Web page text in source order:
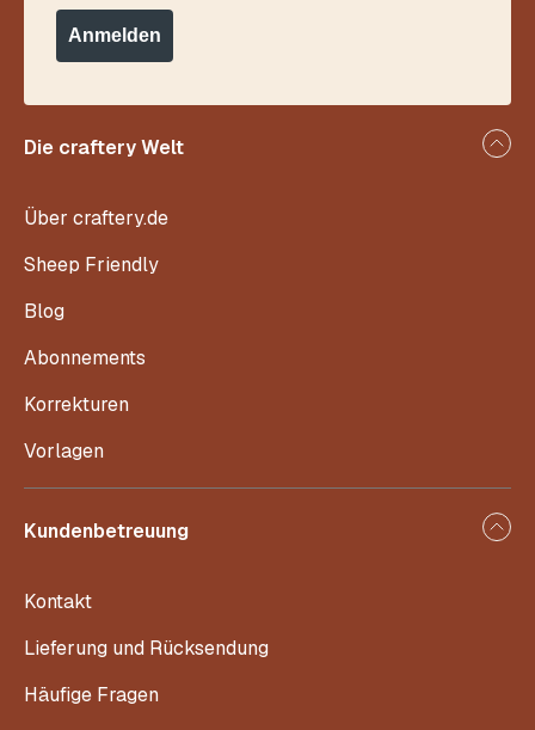
Die craftery Welt
Über craftery.de
Sheep Friendly
Blog
Abonnements
Korrekturen
Vorlagen
Kundenbetreuung
Kontakt
Lieferung und Rücksendung
Häufige Fragen
Anmelden